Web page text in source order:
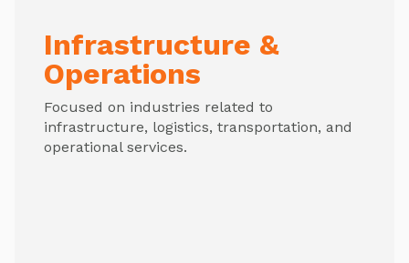
Infrastructure &
Operations
Focused on industries related to
infrastructure, logistics, transportation, and
operational services.